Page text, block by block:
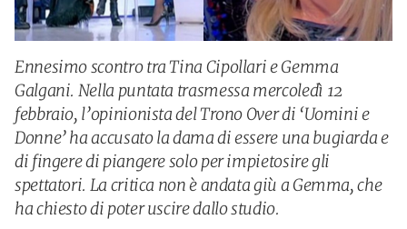
Ennesimo scontro tra Tina Cipollari e Gemma
Galgani. Nella puntata trasmessa mercoledì 12
febbraio, l’opinionista del Trono Over di ‘Uomini e
Donne’ ha accusato la dama di essere una bugiarda e
di fingere di piangere solo per impietosire gli
spettatori. La critica non è andata giù a Gemma, che
ha chiesto di poter uscire dallo studio.